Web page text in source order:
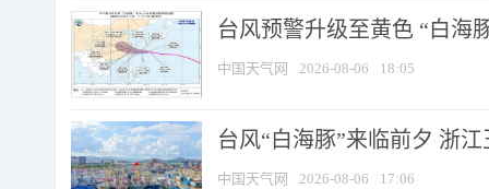
台风预警升级至黄色 “白海
中国天气网 2026-08-06 18:05
台风“白海豚”来临前夕 浙
中国天气网 2026-08-06 17:06